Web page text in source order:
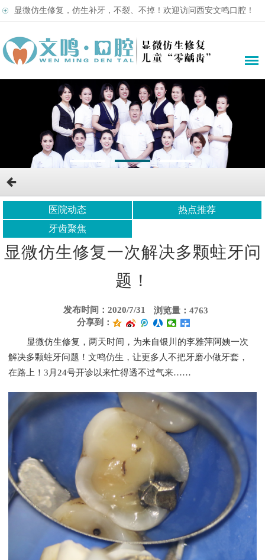
显微仿生修复，仿生补牙，不裂、不掉！欢迎访问西安文鸣口腔！
医院动态
热点推荐
牙齿聚焦
显微仿生修复一次解决多颗蛀牙问
题！
发布时间：2020/7/31
浏览量：4763
分享到：
显微仿生修复，两天时间，为来自银川的李雅萍阿姨一次
解决多颗蛀牙问题！文鸣仿生，让更多人不把牙磨小做牙套，
在路上！3月24号开诊以来忙得透不过气来……